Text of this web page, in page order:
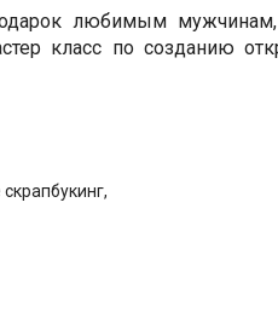
любимым
класс по созданию